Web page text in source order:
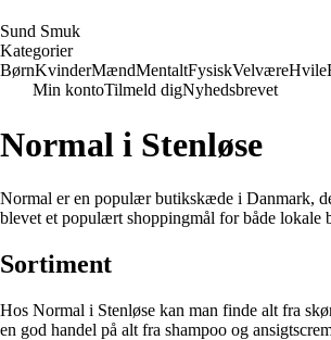
Sund Smuk
Kategorier
BørnKvinderMændMentaltFysiskVelværeHvile
Min kontoTilmeld digNyhedsbrevet
Normal i Stenløse
Normal er en populær butikskæde i Danmark,
blevet et populært shoppingmål for både lokale
Sortiment
Hos Normal i Stenløse kan man finde alt fra
en god handel på alt fra shampoo og